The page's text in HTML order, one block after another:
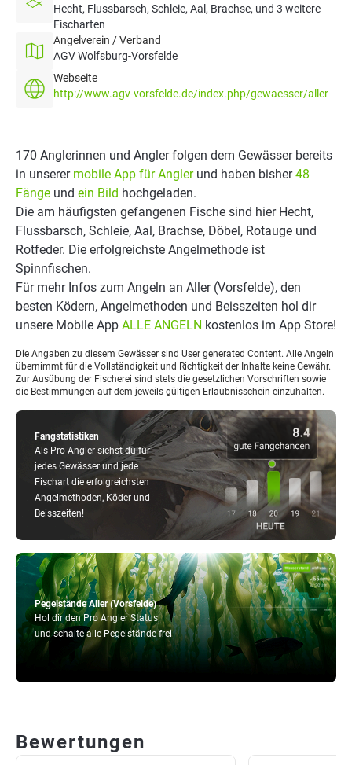
Hecht, Flussbarsch, Schleie, Aal, Brachse, und 3 weitere
Fischarten
Angelverein / Verband
AGV Wolfsburg-Vorsfelde
Webseite
http://www.agv-vorsfelde.de/index.php/gewaesser/aller
Pegelstände Aller (Vorsfelde)
Hol dir den Pro Angler Status
und schalte alle Pegelstände frei
Fangstatistiken
Als Pro-Angler siehst du für
jedes Gewässer und jede
Fischart die erfolgreichsten
Angelmethoden, Köder und
Beisszeiten!
170 Anglerinnen und Angler folgen dem Gewässer bereits
in unserer mobile App für Anglerund haben bisher48
Fänge und ein Bild hochgeladen.
Die am häufigsten gefangenen Fische sind hier Hecht,
Flussbarsch, Schleie, Aal, Brachse, Döbel, Rotauge und
Rotfeder. Die erfolgreichste Angelmethode ist
Spinnfischen.
Für mehr Infos zum Angeln an Aller (Vorsfelde), den
besten Ködern, Angelmethoden und Beisszeiten hol dir
unsere Mobile App ALLE ANGELN kostenlos im App Store!
Die Angaben zu diesem Gewässer sind User generated Content. Alle Angeln
übernimmt für die Vollständigkeit und Richtigkeit der Inhalte keine Gewähr.
Zur Ausübung der Fischerei sind stets die gesetzlichen Vorschriften sowie
die Bestimmungen auf dem jeweils gültigen Erlaubnisschein einzuhalten.
Bewertungen